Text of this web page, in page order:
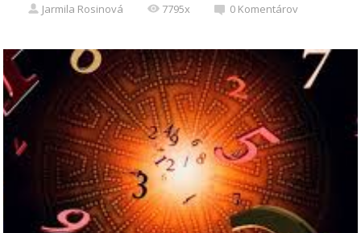
Jarmila Rosinová 7795x 0 Komentárov